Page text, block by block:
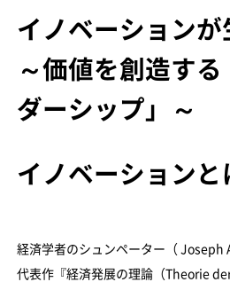
イノベーション
～価値を創造す
ダーシップ」～
イノベーションと
経済学者のシュンペーター（ Joseph
代表作『経済発展の理論（Theorie